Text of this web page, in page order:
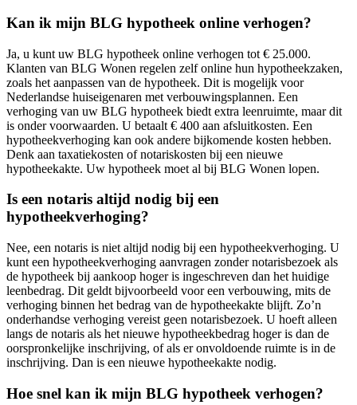
Kan ik mijn BLG hypotheek online verhogen?
Ja, u kunt uw BLG hypotheek online verhogen tot € 25.000.
Klanten van BLG Wonen regelen zelf online hun hypotheekzaken,
zoals het aanpassen van de hypotheek. Dit is mogelijk voor
Nederlandse huiseigenaren met verbouwingsplannen. Een
verhoging van uw BLG hypotheek biedt extra leenruimte, maar dit
is onder voorwaarden. U betaalt € 400 aan afsluitkosten. Een
hypotheekverhoging kan ook andere bijkomende kosten hebben.
Denk aan taxatiekosten of notariskosten bij een nieuwe
hypotheekakte. Uw hypotheek moet al bij BLG Wonen lopen.
Is een notaris altijd nodig bij een
hypotheekverhoging?
Nee, een notaris is niet altijd nodig bij een hypotheekverhoging. U
kunt een hypotheekverhoging aanvragen zonder notarisbezoek als
de hypotheek bij aankoop hoger is ingeschreven dan het huidige
leenbedrag. Dit geldt bijvoorbeeld voor een verbouwing, mits de
verhoging binnen het bedrag van de hypotheekakte blijft. Zo’n
onderhandse verhoging vereist geen notarisbezoek. U hoeft alleen
langs de notaris als het nieuwe hypotheekbedrag hoger is dan de
oorspronkelijke inschrijving, of als er onvoldoende ruimte is in de
inschrijving. Dan is een nieuwe hypotheekakte nodig.
Hoe snel kan ik mijn BLG hypotheek verhogen?